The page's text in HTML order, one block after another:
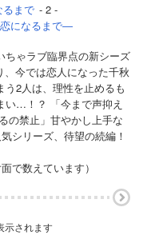
るまで - 2 -
になるまで―
ちゃラブ臨界点の新シーズ
、今では恋人になった千秋
2人は、理性を止めるも
い…！？ 「今まで声抑え
の禁止」甘やかし上手な
シリーズ、待望の続編！
で数えています）
示されます